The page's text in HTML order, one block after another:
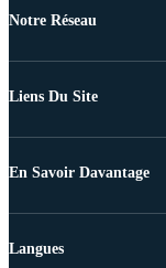
Notre Réseau
Liens Du Site
En Savoir Davantage
Langues